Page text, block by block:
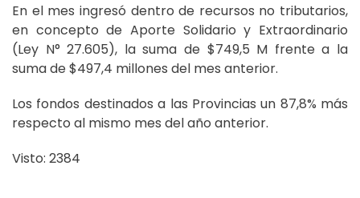
En el mes ingresó dentro de recursos no tributarios,
en concepto de Aporte Solidario y Extraordinario
(Ley N° 27.605), la suma de $749,5 M frente a la
suma de $497,4 millones del mes anterior.
Los fondos destinados a las Provincias un 87,8% más
respecto al mismo mes del año anterior.
Visto: 2384